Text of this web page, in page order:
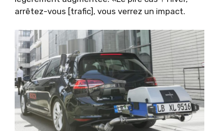
arrêtez-vous [trafic], vous verrez un impact.